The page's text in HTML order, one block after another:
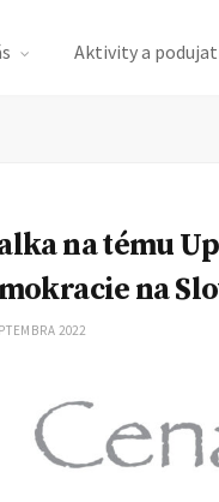
Aktivity a
na tému
na
2022